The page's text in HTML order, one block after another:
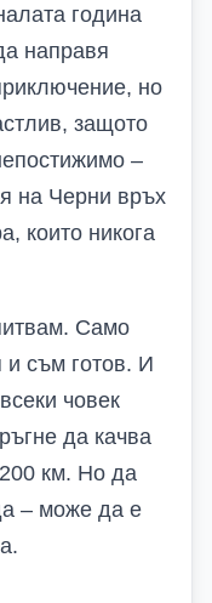
година
направя
но
защото
–
на Черни връх
които никога
Само
и съм готов. И
човек
да качва
км. Но да
– може да е